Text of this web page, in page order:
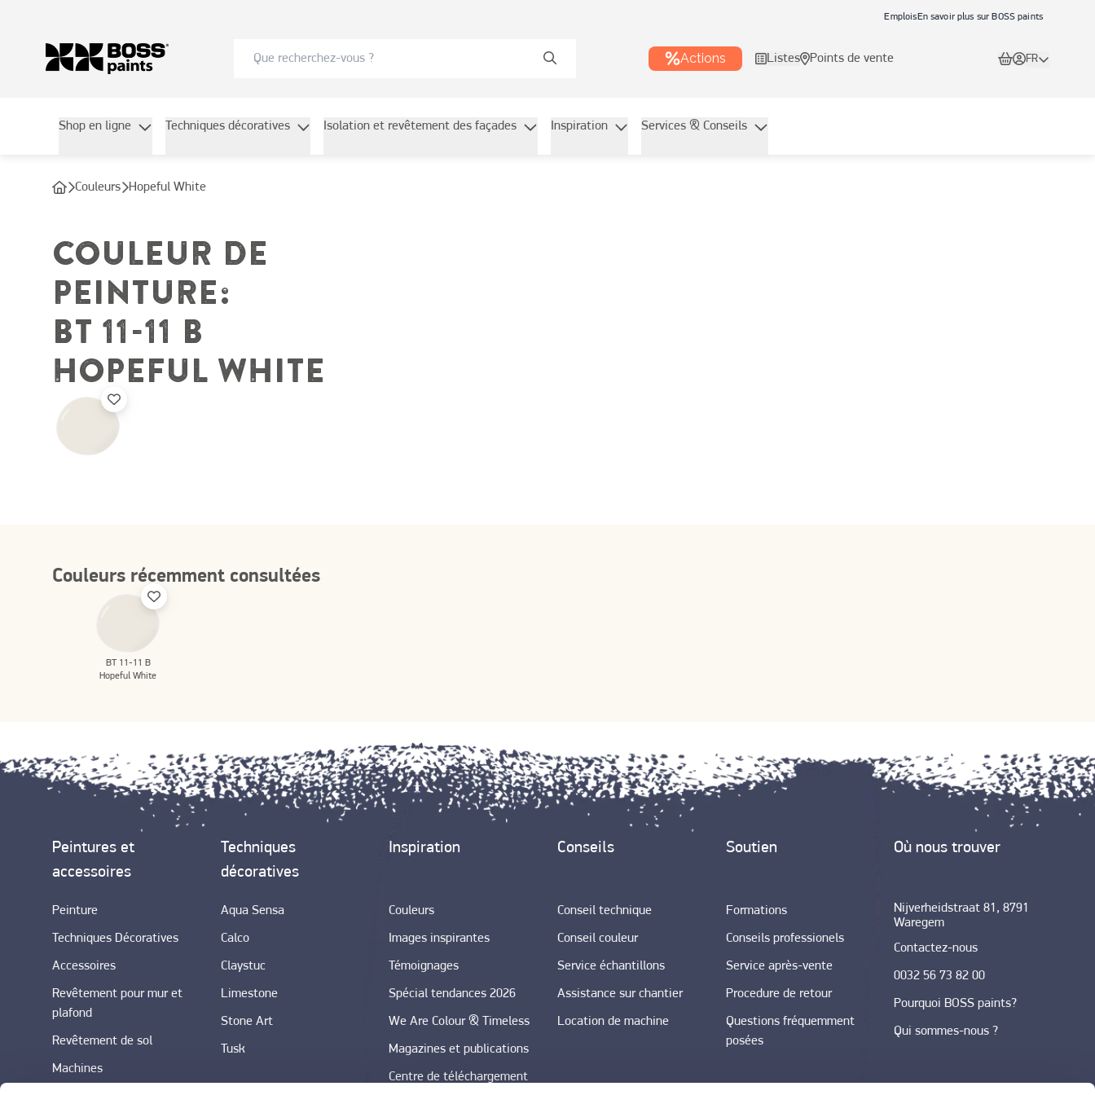
EmploisEn savoir plus sur BOSS paints
Actions Listes Points de vente FR
Shop en ligne Techniques décoratives Isolation et revêtement des façades Inspiration Services & Conseils
Couleurs Hopeful White
COULEUR DE
PEINTURE:
BT 11-11 B
HOPEFUL WHITE
Couleurs récemment consultées
BT 11-11 B
Hopeful White
Peintures et
accessoires
Peinture
Techniques Décoratives
Accessoires
Revêtement pour mur et
plafond
Revêtement de sol
Machines
Techniques
décoratives
Aqua Sensa
Calco
Claystuc
Limestone
Stone Art
Tusk
Inspiration
Couleurs
Images inspirantes
Témoignages
Spécial tendances 2026
We Are Colour & Timeless
Magazines et publications
Centre de téléchargement
Conseils
Conseil technique
Conseil couleur
Service échantillons
Assistance sur chantier
Location de machine
Soutien
Formations
Conseils professionels
Service après-vente
Procedure de retour
Questions fréquemment
posées
Où nous trouver
Nijverheidstraat 81, 8791
Waregem
Contactez-nous
0032 56 73 82 00
Pourquoi BOSS paints?
Qui sommes-nous ?